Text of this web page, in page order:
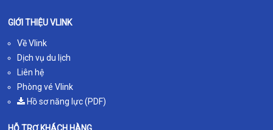
GIỚI THIỆU VLINK
Về Vlink
Dịch vụ du lịch
Liên hệ
Phòng vé Vlink
Hồ sơ năng lực (PDF)